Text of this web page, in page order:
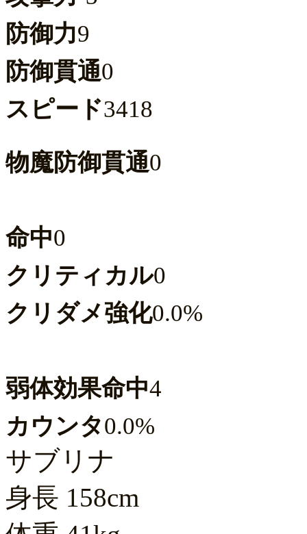
防御力9
防御貫通0
スピード3418
物魔防御貫通0
命中0
クリティカル0
クリダメ強化0.0%
弱体効果命中4
カウンタ0.0%
サブリナ
身長 158cm